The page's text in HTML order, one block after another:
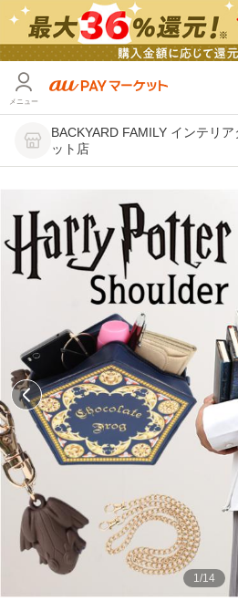
メニュー
BACKYARD FAMILY インテリ
ット店
1/14